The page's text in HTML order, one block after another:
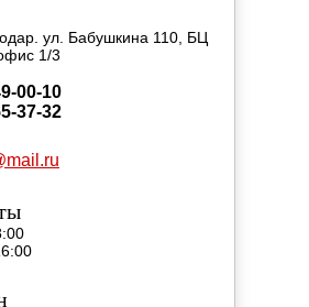
ул. Бабушкина 110, БЦ
1/3
00-10
37-32